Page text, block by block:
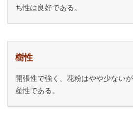
ち性は良好である。
樹性
開張性で強く、花粉はやや少ない
産性である。